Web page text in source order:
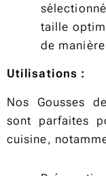
taille
de
Utilisations :
Nos Gousses
sont parfaites
cuisine,